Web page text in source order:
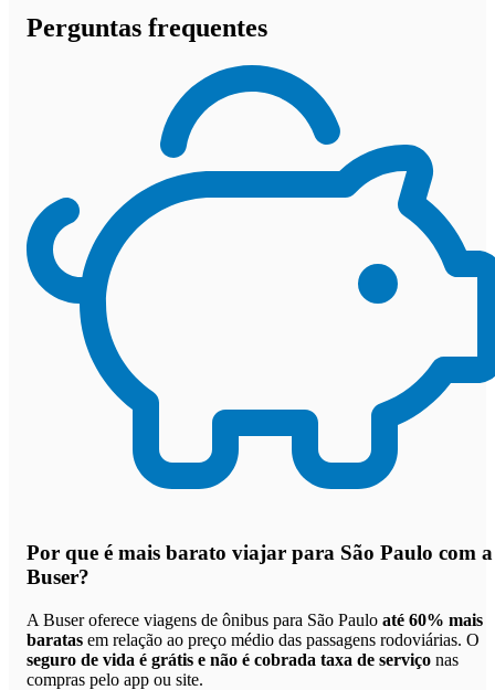
Perguntas frequentes
Por que é mais barato viajar para São Paulo com a
Buser?
A Buser oferece viagens de ônibus para São Paulo até 60% mais
baratas em relação ao preço médio das passagens rodoviárias. O
seguro de vida é grátis e não é cobrada taxa de serviço nas
compras pelo app ou site.